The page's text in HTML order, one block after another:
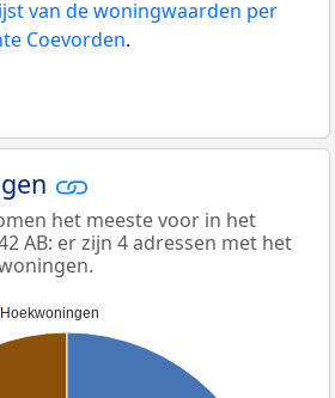
van de woningwaarden per
Coevorden.
het meeste voor in het
AB: er zijn 4 adressen met het
Hoekwoningen